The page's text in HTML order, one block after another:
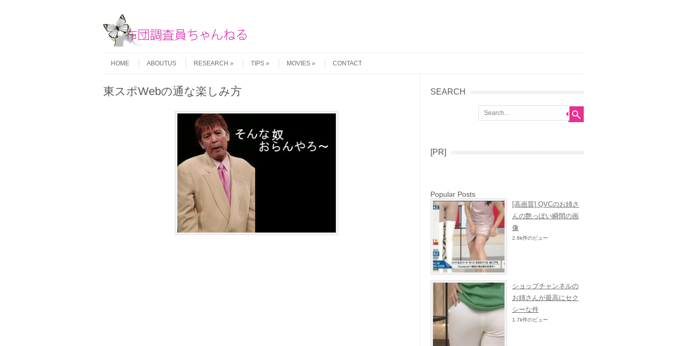
Menu
HOME
ABOUTUS RESEARCH TIPS MOVIES CONTACT
東スポWebの通な楽しみ方 SEARCH
[PR]
Popular Posts
[高画質] QVCのお姉さ
んの艶っぽい瞬間の画
像
2.6k件のビュー
ショップチャンネルの
お姉さんが最高にセク
シーな件
1.7k件のビュー